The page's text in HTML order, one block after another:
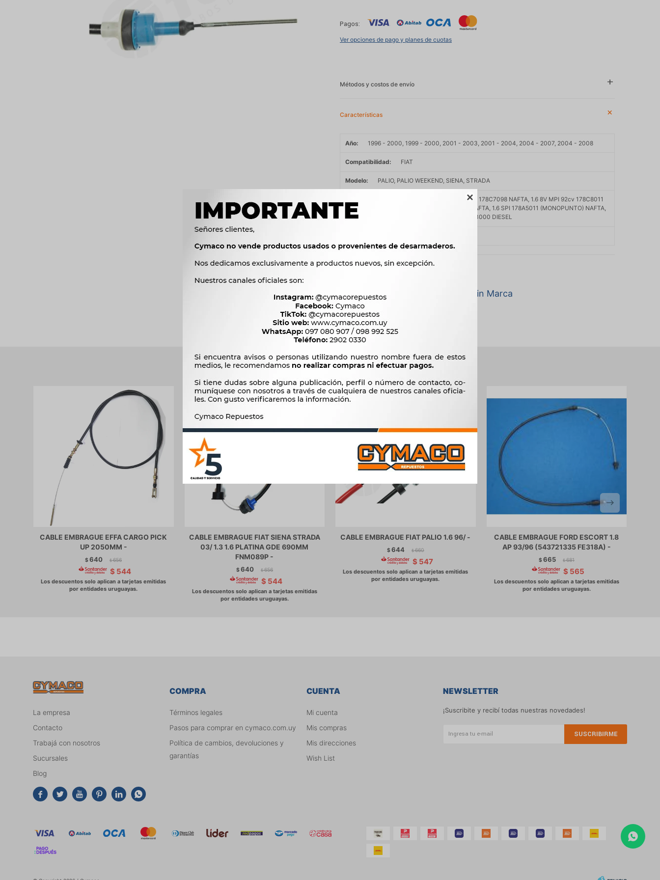

Pagos:
Ver opciones de pago y planes de cuotas
Métodos y costos de envío
Características
Año 1996 - 2000, 1999 - 2000, 2001 - 2003, 2001 - 2004, 2004 - 2007, 2004 - 2008
Compatibilidad FIAT
Modelo PALIO, PALIO WEEKEND, SIENA, STRADA
1.5 146B8011 NAFTA, 1.6 8V MPI 92cv 178C7098 NAFTA, 1.6 8V MPI 92cv 178C8011
NAFTA, 1.6 8V MPI 92cv 178D2011 NAFTA, 1.6 SPI 178A5011 (MONOPUNTO) NAFTA,
1.7 D 176A3000 DIESEL, 1.7 TD 176A3000 DIESEL
Ver mas productos de la marca Sin Marca
Productos que te pueden interesar
CABLE EMBRAGUE EFFA CARGO PICK
UP 2050MM -
$640 $ 656
$ 544
CABLE EMBRAGUE FIAT SIENA STRADA
03/ 1.3 1.6 PLATINA GDE 690MM
FNM089P -
$640 $ 656
$ 544
CABLE EMBRAGUE FIAT PALIO 1.6 96/ -
$644 $ 660
$ 547
CABLE EMBRAGUE FORD ESCORT 1.8
AP 93/96 (543721335 FE318A) -
$665 $ 681
$ 565
La empresa
Contacto
Trabajá con nosotros
Sucursales
Blog
     
COMPRA
Términos legales
Pasos para comprar en cymaco.com.uy
Política de cambios, devoluciones y
garantías
CUENTA
Mi cuenta
Mis compras
Mis direcciones
Wish List
NEWSLETTER
¡Suscribite y recibí todas nuestras novedades!
SUSCRIBIRME